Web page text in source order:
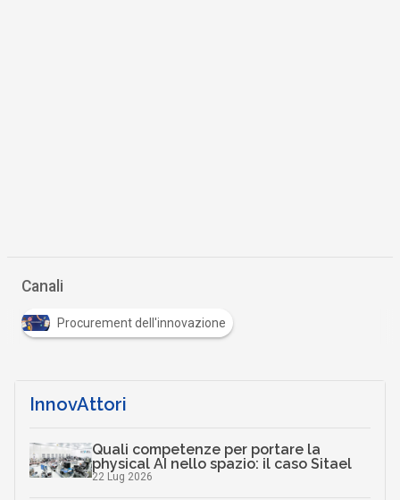
Canali
Procurement dell'innovazione
InnovAttori
Quali competenze per portare la
physical AI nello spazio: il caso Sitael
22 Lug 2026